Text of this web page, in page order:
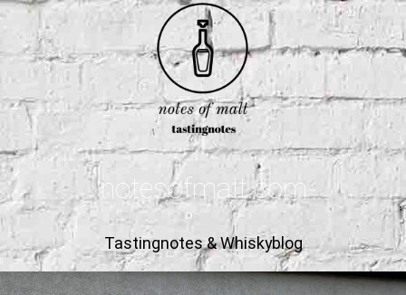
notesofmalt.com
Tastingnotes & Whiskyblog